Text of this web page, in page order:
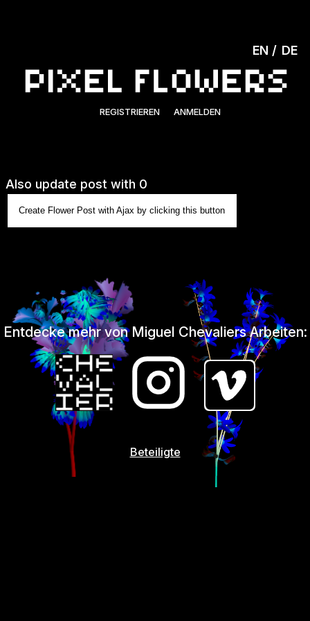
REGISTRIEREN ANMELDEN
EN DE
Also update post with 0
Create Flower Post with Ajax by clicking this button
Entdecke mehr von Miguel Chevaliers Arbeiten:
Beteiligte